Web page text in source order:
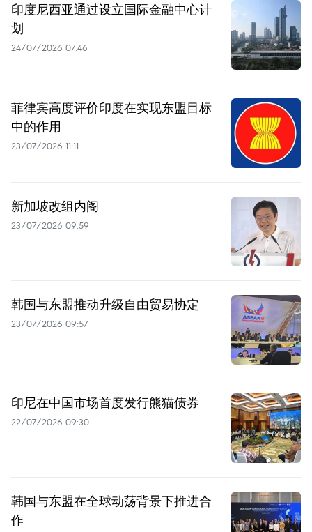
印度尼西亚通过设立国际金融中心计
划
24/07/2026 07:46
菲律宾高度评价印度在实现东盟目标
中的作用
23/07/2026 11:11
新加坡改组内阁
23/07/2026 09:59
韩国与东盟推动升级自由贸易协定
23/07/2026 09:57
印尼在中国市场首度发行熊猫债券
22/07/2026 09:30
韩国与东盟在全球动荡背景下推进合
作